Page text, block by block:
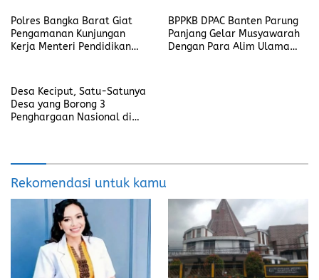
Polres Bangka Barat Giat
Pengamanan Kunjungan
Kerja Menteri Pendidikan
BPPKB DPAC Banten Parung
Panjang Gelar Musyawarah
Dengan Para Alim Ulama
Desa Keciput, Satu-Satunya
Desa yang Borong 3
Penghargaan Nasional di
Rekomendasi untuk kamu